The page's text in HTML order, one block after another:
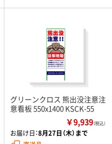
グリーンクロス 熊出没注意注
意看板 550x1400 KSCK-55
￥9,939（税込）
お届け日：8月27日（木）まで